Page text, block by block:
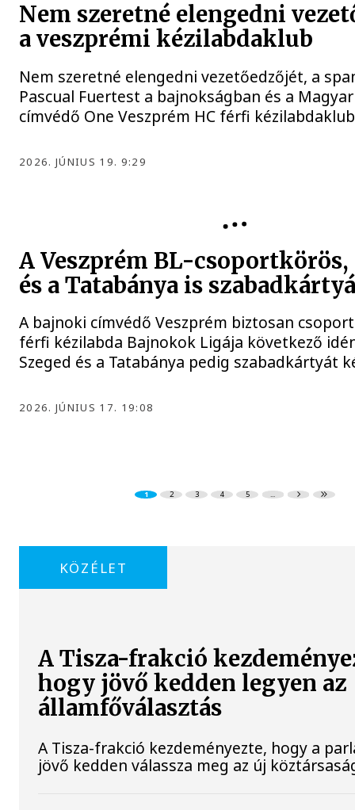
Nem szeretné elengedni
a veszprémi kézilabdaklub
Nem szeretné elengedni vezetőedzőjét, a
Pascual Fuertest a bajnokságban és a
címvédő One Veszprém HC férfi
2026. JÚNIUS 19. 9:29
A Veszprém BL-csoportkörös,
és a Tatabánya is
A bajnoki címvédő Veszprém biztosan
férfi kézilabda Bajnokok Ligája következő
Szeged és a Tatabánya pedig szabadkártyát
2026. JÚNIUS 17. 19:08
1 2 3 4 5 ...
KÖZÉLET
A Tisza-frakció
hogy jövő kedden legyen az
államfőválasztás
A Tisza-frakció kezdeményezte, hogy a
jövő kedden válassza meg az új